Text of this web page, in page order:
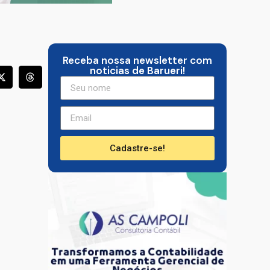
Receba nossa newsletter com
noticias de Barueri!
Cadastre-se!